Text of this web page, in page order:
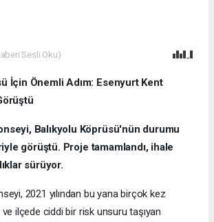
Sesli Oku)
İçin Önemli Adım: Esenyurt Kent
Balıkyolu Köprüsü'nün durumu
görüştü. Proje tamamlandı, ihale
sürüyor.
2021 yılından bu yana birçok kez
ilçede ciddi bir risk unsuru taşıyan